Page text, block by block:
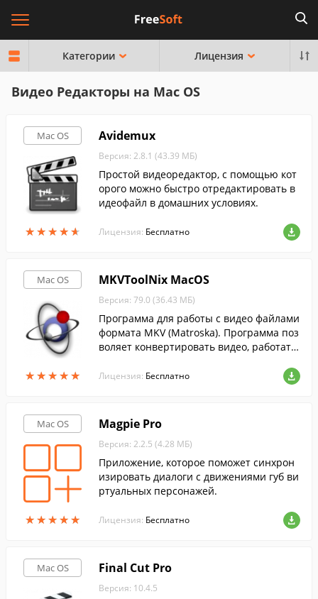
Категории Лицензия
Видео Редакторы на Mac OS
Mac OS
★★★★★
★★★★★
Avidemux
Версия: 2.8.1 (43.39 МБ)
Простой видеоредактор, с помощью кот
орого можно быстро отредактировать в
идеофайл в домашних условиях.
Лицензия: Бесплатно
Mac OS
★★★★★
★★★★★
MKVToolNix MacOS
Версия: 79.0 (36.43 МБ)
Программа для работы с видео файлами
формата MKV (Matroska). Программа поз
воляет конвертировать видео, работать
и т.п.
Лицензия: Бесплатно
Mac OS
★★★★★
★★★★★
Magpie Pro
Версия: 2.2.5 (4.28 МБ)
Приложение, которое поможет синхрон
изировать диалоги с движениями губ ви
ртуальных персонажей.
Лицензия: Бесплатно
Mac OS Final Cut Pro
Версия: 10.4.5